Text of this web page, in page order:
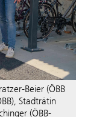
Beier (ÖBB
Stadträtin
(ÖBB-